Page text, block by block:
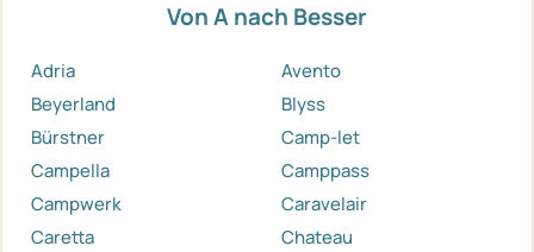
Von A nach Besser
Adria
Avento
Beyerland
Blyss
Bürstner
Camp-let
Campella
Camppass
Campwerk
Caravelair
Caretta
Chateau